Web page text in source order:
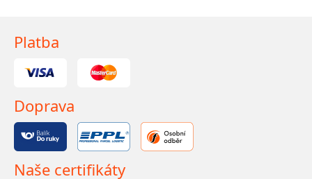
Platba
Doprava
Naše certifikáty